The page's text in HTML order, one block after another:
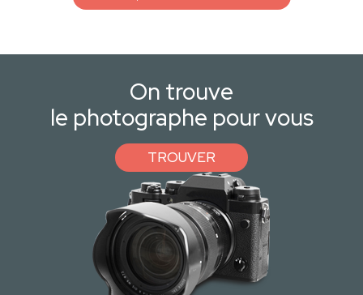
On trouve
le photographe pour vous
TROUVER